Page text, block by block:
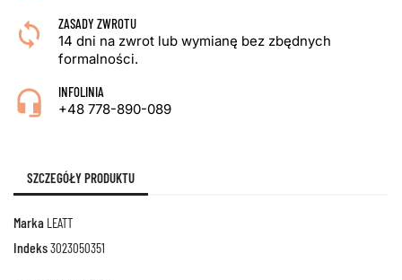
ZASADY ZWROTU
14 dni na zwrot lub wymianę bez zbędnych
formalności.
INFOLINIA
+48 778-890-089
SZCZEGÓŁY PRODUKTU
Marka LEATT
Indeks3023050351